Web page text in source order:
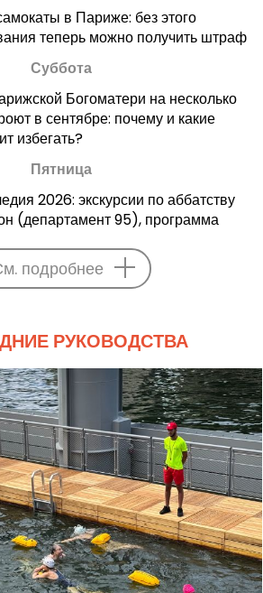
в Париже: без этого
теперь можно получить штраф
Суббота
Богоматери на несколько
в сентябре: почему и какие
избегать?
Пятница
2026: экскурсии по аббатству
(департамент 95), программа
подробнее
РУКОВОДСТВА